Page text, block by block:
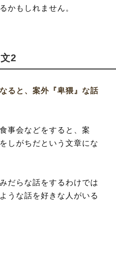
かもしれません。
2
ると、案外『卑猥』な話
事会などをすると、案
しがちだという文章にな
だらな話をするわけでは
うな話を好きな人がいる